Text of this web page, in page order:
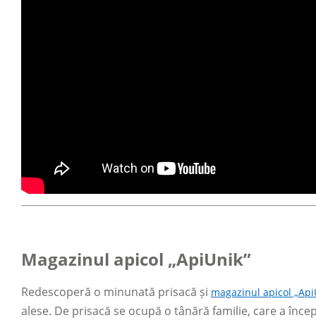
Magazinul apicol „ApiUnik”
Redescoperă o minunată prisacă și magazinul apicol
alese. De prisacă se ocupă o tânără familie, care a